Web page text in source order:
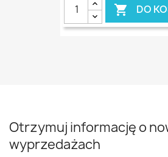
 DO
Otrzymuj informację o
wyprzedażach